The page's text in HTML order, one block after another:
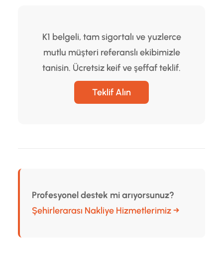
K1 belgeli, tam sigortalı ve yuzlerce
mutlu müşteri referanslı ekibimizle
tanisin. Ücretsiz keif ve şeffaf teklif.
Teklif Alın
Profesyonel destek mi arıyorsunuz?
Şehirlerarası Nakliye Hizmetlerimiz →